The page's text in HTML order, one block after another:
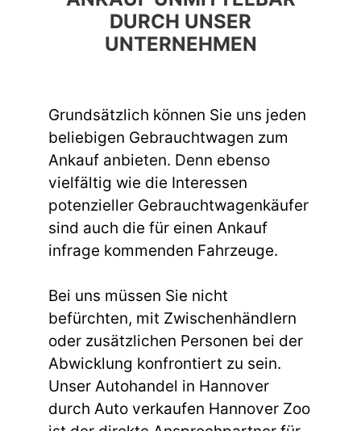
DURCH UNSER
UNTERNEHMEN
Grundsätzlich können Sie uns jeden
beliebigen Gebrauchtwagen zum
Ankauf anbieten. Denn ebenso
vielfältig wie die Interessen
potenzieller Gebrauchtwagenkäufer
sind auch die für einen Ankauf
infrage kommenden Fahrzeuge.
Bei uns müssen Sie nicht
befürchten, mit Zwischenhändlern
oder zusätzlichen Personen bei der
Abwicklung konfrontiert zu sein.
Unser Autohandel in Hannover
durch Auto verkaufen Hannover Zoo